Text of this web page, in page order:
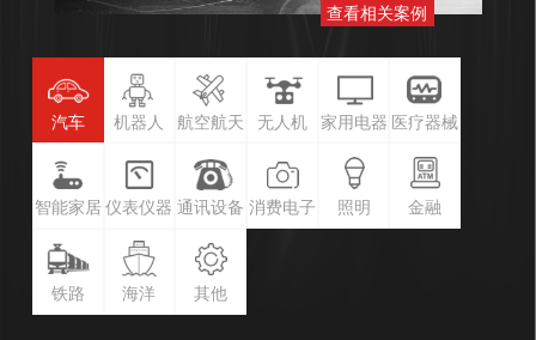
查看相关案例
汽车 机器人 航空航天 无人机 家用电器 医疗器械
智能家居 仪表仪器 通讯设备 消费电子 照明 金融
铁路 海洋 其他